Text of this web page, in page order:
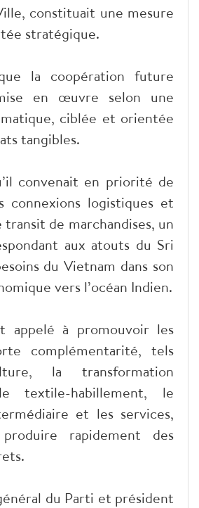
constituait une mesure
stratégique.
la coopération future
en œuvre selon une
ciblée et orientée
tangibles.
convenait en priorité de
connexions logistiques et
de marchandises, un
aux atouts du Sri
du Vietnam dans son
vers l’océan Indien.
appelé à promouvoir les
complémentarité, tels
la transformation
textile-habillement, le
et les services,
rapidement des
du Parti et président